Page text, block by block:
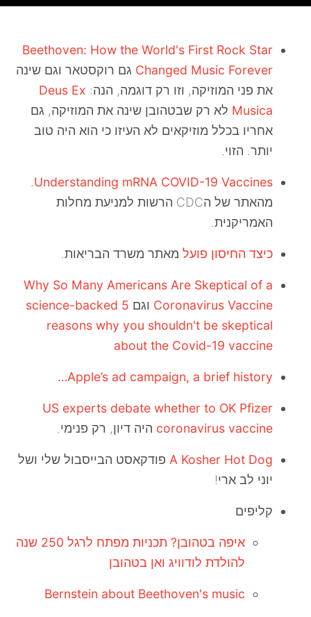
Beethoven: How the World's First Rock Star
Changed Music Forever גם רוקסטאר וגם שינה
את פני המוזיקה, וזו רק דוגמה, הנה: Deus Ex
Musica לא רק שבטהובן שינה את המוזיקה, גם
אחריו בכלל מוזיקאים לא העיזו כי הוא היה טוב
יותר. הזוי.
Understanding mRNA COVID-19 Vaccines
.
מהאתר של הCDC הרשות למניעת מחלות
האמריקנית.
כיצד החיסון פועל מאתר משרד הבריאות.
Why So Many Americans Are Skeptical of a
Coronavirus Vaccine וגם
5 science-backed
reasons why you shouldn't be skeptical
about the Covid-19 vaccine
Apple’s ad campaign, a brief history…
US experts debate whether to OK Pfizer
coronavirus vaccine היה דיון, רק פנימי.
A Kosher Hot Dog פודקאסט הבייסבול שלי ושל
יוני לב ארי!
קליפים
איפה בטהובן? תכניות מפתח לרגל 250 שנה
להולדת לודוויג ואן בטהובן
Bernstein about Beethoven's music